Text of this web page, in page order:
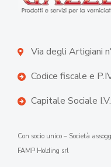
Via degli Artigiani
Codice fiscale e
Capitale Sociale
Con socio unico – Società
FAMP Holding srl